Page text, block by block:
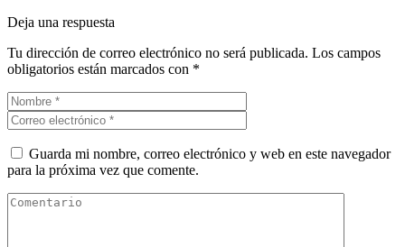
Deja una respuesta
Tu dirección de correo electrónico no será publicada. Los campos
obligatorios están marcados con *
Guarda mi nombre, correo electrónico y web en este navegador
para la próxima vez que comente.